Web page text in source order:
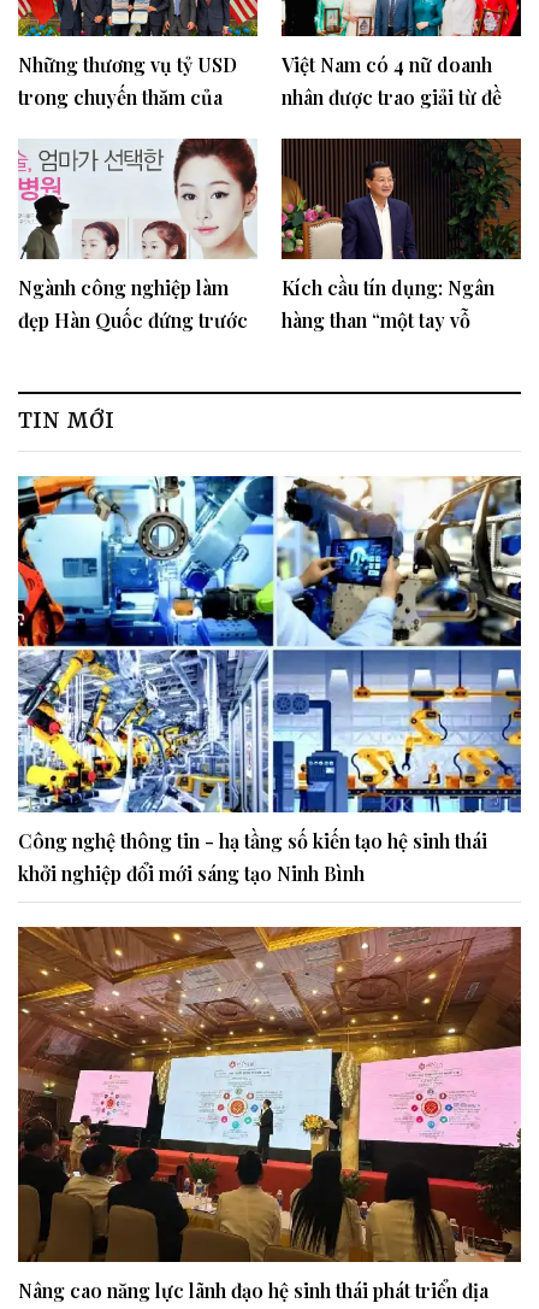
Những thương vụ tỷ USD
trong chuyến thăm của
Việt Nam có 4 nữ doanh
nhân được trao giải từ đề
Ngành công nghiệp làm
đẹp Hàn Quốc đứng trước
Kích cầu tín dụng: Ngân
hàng than “một tay vỗ
TIN MỚI
Công nghệ thông tin - hạ tầng số kiến tạo hệ sinh thái
khởi nghiệp đổi mới sáng tạo Ninh Bình
Nâng cao năng lực lãnh đạo hệ sinh thái phát triển địa